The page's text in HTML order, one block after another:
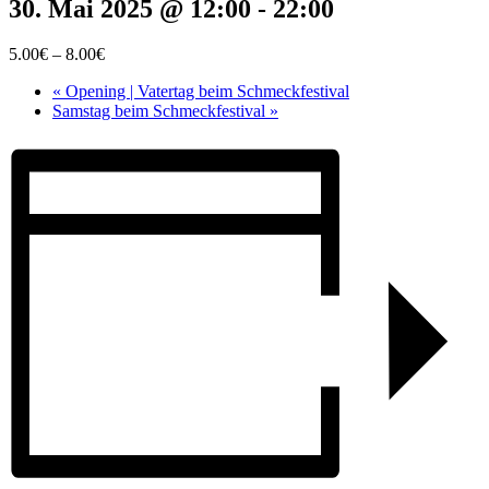
30. Mai 2025 @ 12:00 - 22:00
5.00€ – 8.00€
« Opening | Vatertag beim Schmeckfestival
Samstag beim Schmeckfestival »